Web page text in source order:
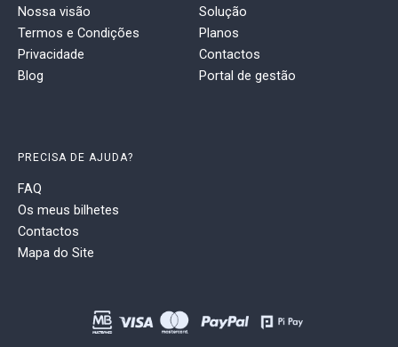
Nossa visão
Termos e Condições
Privacidade
Blog
Solução
Planos
Contactos
Portal de gestão
PRECISA DE AJUDA?
FAQ
Os meus bilhetes
Contactos
Mapa do Site